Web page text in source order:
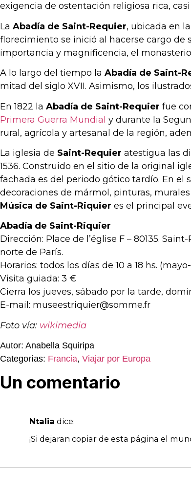
exigencia de ostentación religiosa rica,
La Abadía de Saint-Requier, ubicada en
florecimiento se inició al hacerse cargo de
importancia y magnificencia, el
A lo largo del tiempo la Abadía de Saint-
mitad del siglo XVII. Asimismo, los
En 1822 la Abadía de Saint-Requier fue
Primera Guerra Mundial y durante la
rural, agrícola y artesanal de la región,
La iglesia de Saint-Requier atestigua las
1536. Construido en el sitio de la original
fachada es del periodo gótico tardío. En el
decoraciones de mármol, pinturas,
Música de Saint-Riquier es el principal
Abadía de Saint-Riquier
Dirección: Place de l’église F – 80135.
norte de París.
Horarios: todos los días de 10 a 18 hs.
Visita guiada: 3 €
Cierra los jueves, sábado por la tarde,
E-mail: museestriquier@somme.fr
Foto vía: wikimedia
Autor: Anabella Squiripa
Categorías: Francia, Viajar por Europa
Un comentario
Ntalia dice:
¡Si dejaran copiar de esta página el